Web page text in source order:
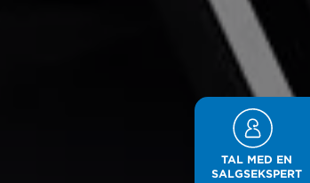
TAL MED EN
SALGSEKSPERT